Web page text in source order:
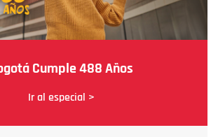
Cumple 488 Años
Ir al especial >